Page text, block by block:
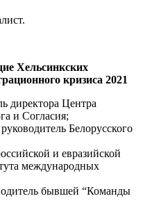
Хельсинкских
кризиса 2021
директора Центра
и Согласия;
Белорусского
и евразийской
международных
бывшей “Команды